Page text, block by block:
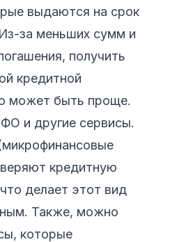
выдаются на срок
за меньших сумм и
получить
кредитной
может быть проще.
и другие сервисы.
кредитную
делает этот вид
Также, можно
которые